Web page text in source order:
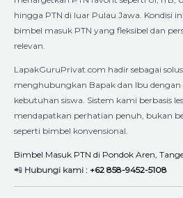
hingga PTN di luar Pulau Jawa. Kondisi
bimbel masuk PTN yang fleksibel dan
relevan.
LapakGuruPrivat.com hadir sebagai
menghubungkan Bapak dan Ibu
kebutuhan siswa. Sistem kami berbasis
mendapatkan perhatian penuh, bukan
seperti bimbel konvensional.
Bimbel Masuk PTN di Pondok Aren,
📲 Hubungi kami : +62 858-9452-5108